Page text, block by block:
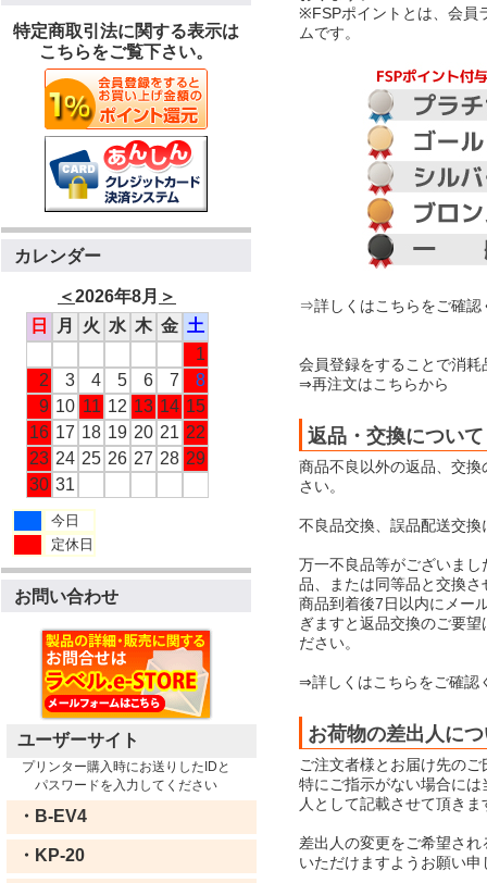
特定商取引法に関する表示は
こちらをご覧下さい。
カレンダー
＜2026年8月 ＞
日
月 火 水 木 金 土
1
2
3 4 5 6 7
8
9 10 11 12 13 14 15
16 17 18 19 20 21 22
23 24 25 26 27 28 29
30 31
今日
定休日
お問い合わせ
ユーザーサイト
プリンター購入時にお送りしたIDと
パスワードを入力してください
・B-EV4
・KP-20
※FSPポイントとは、会員
ムです。
⇒詳しくはこちらをご確認
会員登録をすることで消
⇒再注文はこちらから
返品・交換について
商品不良以外の返品、交
さい。
不良品交換、誤品配送交
万一不良品等がございま
品、または同等品と交換
商品到着後7日以内にメー
ぎますと返品交換のご要
ださい。
⇒詳しくはこちらをご確認
お荷物の差出人に
ご注文者様とお届け先の
特にご指示がない場合に
人として記載させて頂きま
差出人の変更をご希望さ
いただけますようお願い申